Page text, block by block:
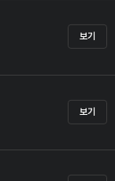
보기
보기